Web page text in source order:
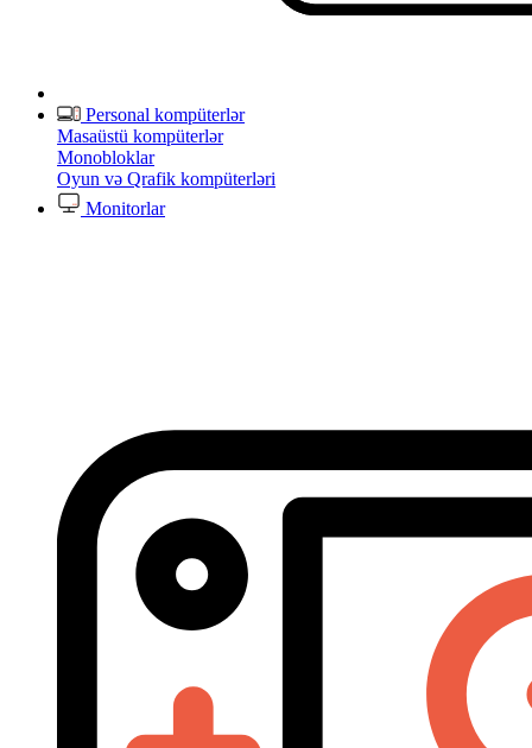
Personal kompüterlər
Masaüstü kompüterlər
Monobloklar
Oyun və Qrafik kompüterləri
Monitorlar